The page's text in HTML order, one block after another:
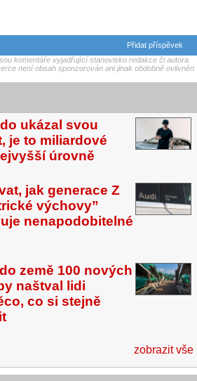
Přidat příspěvek
komentáře vyjadřující stanovisko redakce či autora.
není obsah sponzorován ani jinak obdobně ovlivněn
ukázal svou
je to miliardové
úrovně
jak generace Z
výchovy”
nenapodobitelné
země 100 nových
naštval lidi
co si stejně
zobrazit vše